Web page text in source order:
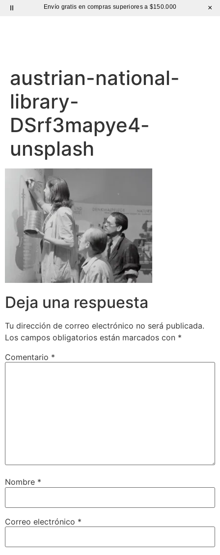
Hasta 60% de DESCUENTO | BOLSO CUERO ×
austrian-national-
library-
DSrf3mapye4-
unsplash
Deja una respuesta
Tu dirección de correo electrónico no será publicada.
Los campos obligatorios están marcados con *
Comentario *
Nombre *
Correo electrónico *